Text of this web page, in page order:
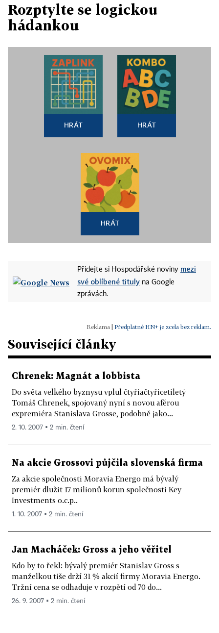
Rozptylte se logickou
hádankou
HRÁT HRÁT
HRÁT
Přidejte si Hospodářské noviny mezi
své oblíbené tituly na Google
zprávách.
Předplatné HN+ je zcela bez reklam.
Související články
Chrenek: Magnát a lobbista
Do světa velkého byznysu vplul čtyřiačtyřicetiletý
Tomáš Chrenek, spojovaný nyní s novou aférou
expremiéra Stanislava Grosse, podobně jako...
2. 10. 2007 ▪ 2 min. čtení
Na akcie Grossovi půjčila slovenská firma
Za akcie společnosti Moravia Energo má bývalý
premiér dlužit 17 milionů korun společnosti Key
Investments o.c.p..
1. 10. 2007 ▪ 2 min. čtení
Jan Macháček: Gross a jeho věřitel
Kdo by to řekl: bývalý premiér Stanislav Gross s
manželkou tiše drží 31 % akcií firmy Moravia Energo.
Tržní cena se odhaduje v rozpětí od 70 do...
26. 9. 2007 ▪ 2 min. čtení